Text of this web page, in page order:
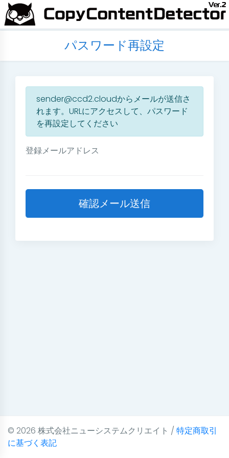
パスワード再設定
sender@ccd2.cloudからメールが送信さ
れます。URLにアクセスして、パスワード
を再設定してください
登録メールアドレス
確認メール送信
© 2026 株式会社ニューシステムクリエイト / 特定商取引
に基づく表記